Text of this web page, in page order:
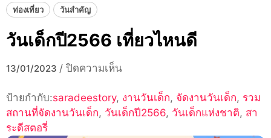
ท่องเที่ยว วันสำคัญ
วันเด็กปี2566 เที่ยวไหนดี
13/01/2023 / ปิดความเห็นบน
เด็ก
ปี2566
ป้ายกำกับ:saradeestory, งานวันเด็ก, จัดงานวันเด็ก, รวม
สถานที่จัดงานวันเด็ก, วันเด็กปี2566, วันเด็กแห่งชาติ, สา
ระดีสตอรี่